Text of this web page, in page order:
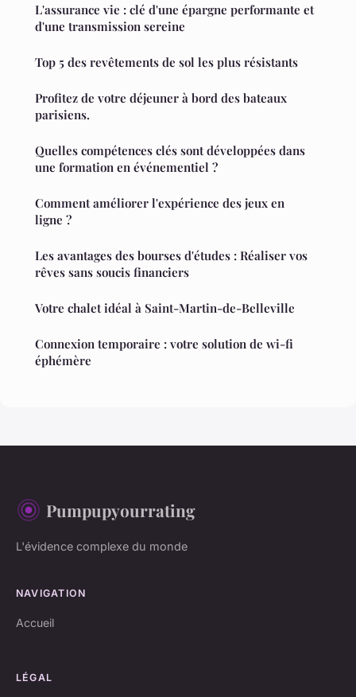
L'assurance vie : clé d'une épargne performante et
d'une transmission sereine
Top 5 des revêtements de sol les plus résistants
Profitez de votre déjeuner à bord des bateaux
parisiens.
Quelles compétences clés sont développées dans
une formation en événementiel ?
Comment améliorer l'expérience des jeux en
ligne ?
Les avantages des bourses d'études : Réaliser vos
rêves sans soucis financiers
Votre chalet idéal à Saint-Martin-de-Belleville
Connexion temporaire : votre solution de wi-fi
éphémère
Pumpupyourrating
L'évidence complexe du monde
NAVIGATION
Accueil
LÉGAL